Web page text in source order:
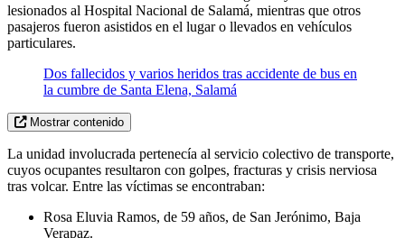
lesionados al Hospital Nacional de Salamá, mientras que otros
pasajeros fueron asistidos en el lugar o llevados en vehículos
particulares.
Dos fallecidos y varios heridos tras accidente de bus en
la cumbre de Santa Elena, Salamá
Mostrar contenido
La unidad involucrada pertenecía al servicio colectivo de transporte,
cuyos ocupantes resultaron con golpes, fracturas y crisis nerviosa
tras volcar. Entre las víctimas se encontraban:
Rosa Eluvia Ramos, de 59 años, de San Jerónimo, Baja
Verapaz.